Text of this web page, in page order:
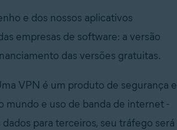
e dos nossos aplicativos
empresas de software: a versão
das versões gratuitas.
VPN é um produto de segurança e
mundo e uso de banda de internet -
para terceiros, seu tráfego será